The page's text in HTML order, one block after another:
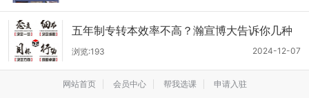
五年制专转本效率不高？瀚宣博大告诉你几种
提升效率的复习方法
2024-12-07
浏览:193
网站首页 会员中心 帮我选课 申请入驻